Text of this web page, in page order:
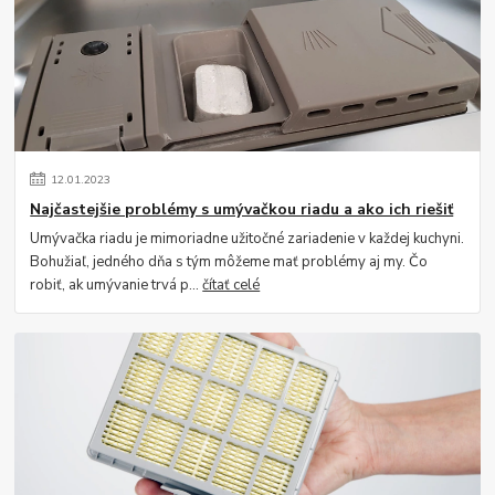
12.01.2023
Najčastejšie problémy s umývačkou riadu a ako ich riešiť
Umývačka riadu je mimoriadne užitočné zariadenie v každej kuchyni.
Bohužiaľ, jedného dňa s tým môžeme mať problémy aj my. Čo
robiť, ak umývanie trvá p...čítať celé